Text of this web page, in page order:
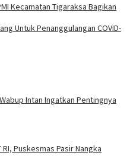
Kecamatan Tigaraksa Bagikan
Untuk Penanggulangan COVID-
Intan Ingatkan Pentingnya
Puskesmas Pasir Nangka